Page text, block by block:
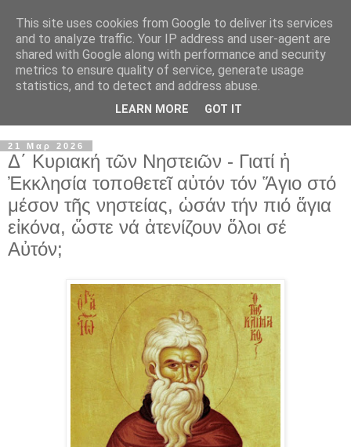
21 Μαρ 2026
Δ΄ Κυριακή τῶν Νηστειῶν - Γιατί ἡ
Ἐκκλησία τοποθετεῖ αὐτόν τόν Ἅγιο στό
μέσον τῆς νηστείας, ὡσάν τήν πιό ἅγια
εἰκόνα, ὥστε νά ἀτενίζουν ὅλοι σέ
Αὐτόν;
This site uses cookies from Google to deliver its services
and to analyze traffic. Your IP address and user-agent are
shared with Google along with performance and security
metrics to ensure quality of service, generate usage
statistics, and to detect and address abuse.
LEARN MORE GOT IT